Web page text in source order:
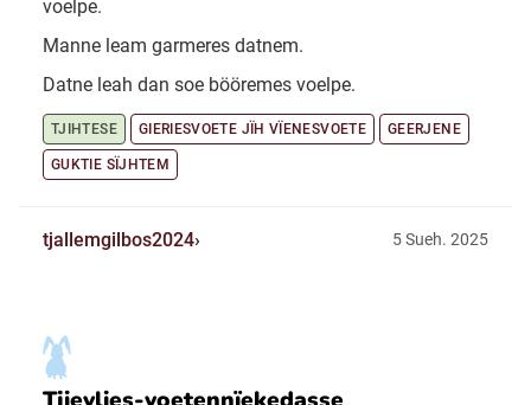
voelpe.
Manne leam garmeres datnem.
Datne leah dan soe bööremes voelpe.
TJIHTESE GIERIESVOETE JÏH VÏENESVOETE GEERJENE
GUKTIE SÏJHTEM
tjallemgilbos2024 5 Sueh. 2025